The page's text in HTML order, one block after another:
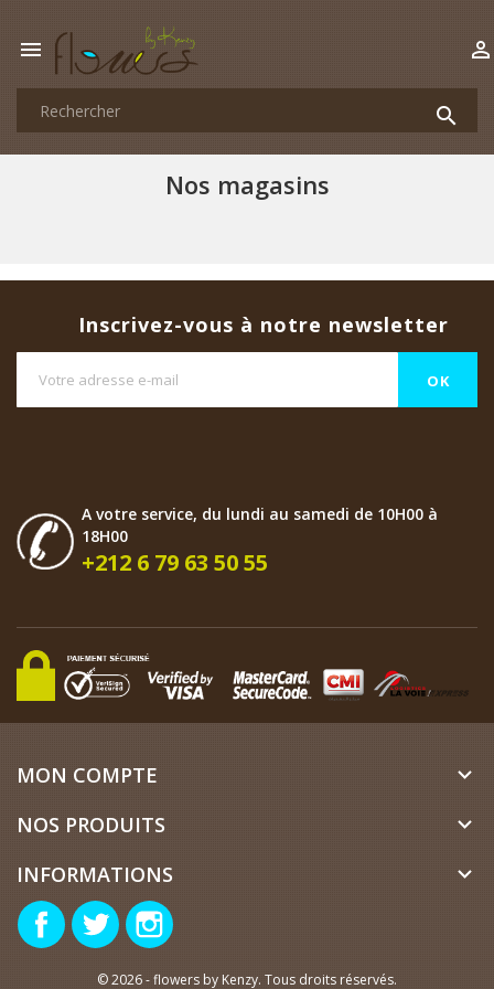
 

Nos magasins
Inscrivez-vous à notre newsletter
A votre service, du lundi au samedi de 10H00 à
18H00
+212 6 79 63 50 55
MON COMPTE 
NOS PRODUITS 
INFORMATIONS 
FacebookTwitter
© 2026 - flowers by Kenzy. Tous droits réservés.